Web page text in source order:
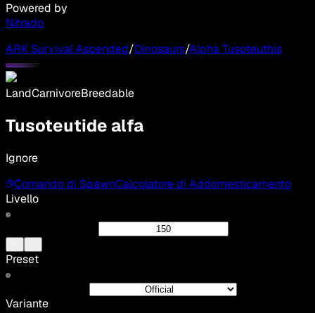
Powered by
Nitrado
ARK Survival Ascended/Dinosaurs/Alpha Tusoteuthis
LandCarnivoreBreedable
Tusoteutide alfa
Ignore
Comando di SpawnCalcolatore di Addomesticamento
Livello
Preset
Variante